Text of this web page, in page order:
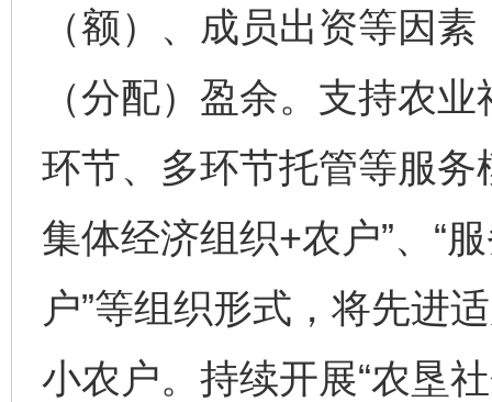
（额）、成员出资等因
（分配）盈余。支持农
环节、多环节托管等服务
集体经济组织+农户”、“
户”等组织形式，将先进
小农户。持续开展“农垦